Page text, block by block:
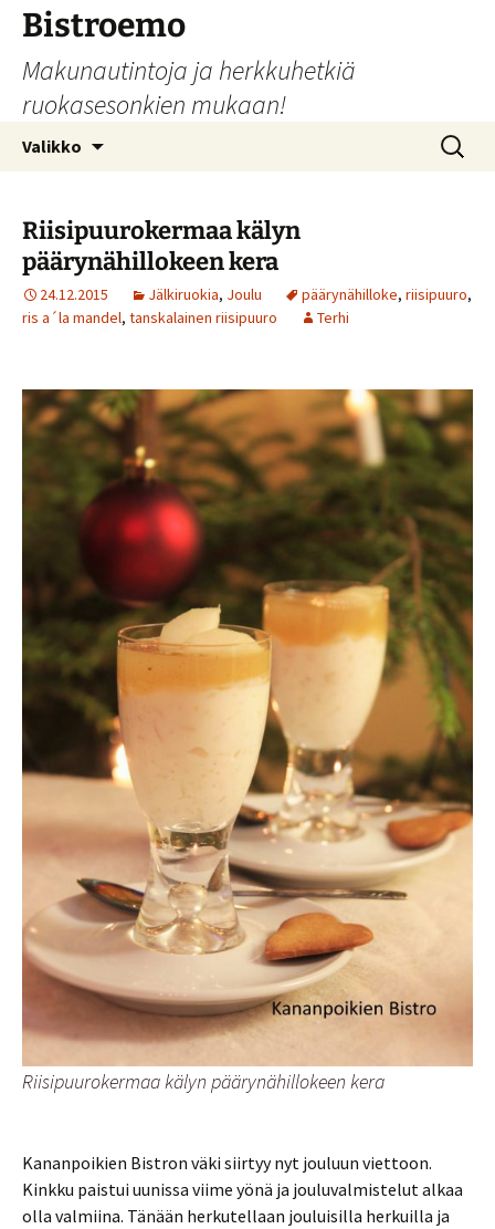
Siirry
sisältöön
Bistroemo
Makunautintoja ja herkkuhetkiä
ruokasesonkien mukaan!
Valikko Haku:
Riisipuurokermaa kälyn
päärynähillokeen kera
24.12.2015 Jälkiruokia, Joulu päärynähilloke, riisipuuro,
ris a´la mandel, tanskalainen riisipuuro Terhi
Riisipuurokermaa kälyn päärynähillokeen kera
Kananpoikien Bistron väki siirtyy nyt jouluun viettoon.
Kinkku paistui uunissa viime yönä ja jouluvalmistelut alkaa
olla valmiina. Tänään herkutellaan jouluisilla herkuilla ja